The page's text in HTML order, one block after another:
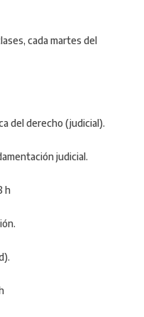
cada martes del
del derecho (judicial).
judicial.
h